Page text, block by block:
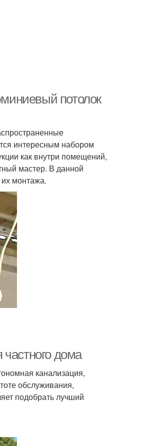
потолок
интересным набором
как внутри помещений,
мастер. В данной
монтажа.
дома
канализация,
обслуживания,
подобрать лучший